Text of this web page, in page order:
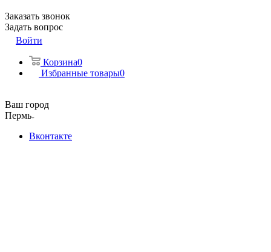
Заказать звонок
Задать вопрос
Войти
Корзина0
Избранные товары0
Ваш город
Пермь
Вконтакте